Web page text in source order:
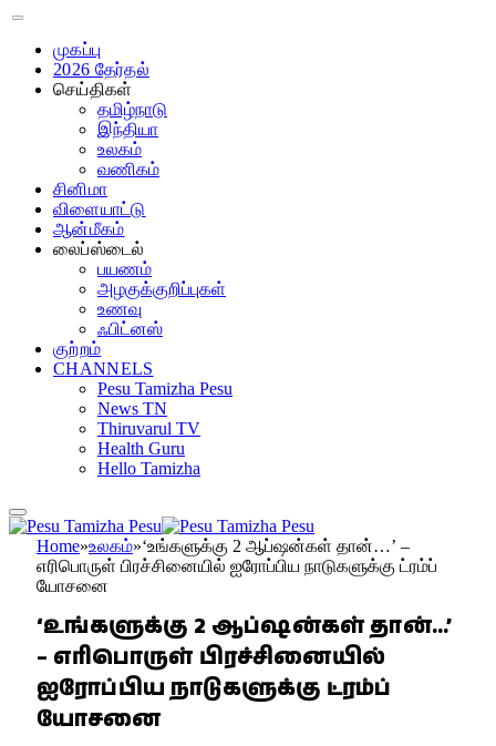
முகப்பு
2026 தேர்தல்
செய்திகள்
தமிழ்நாடு
இந்தியா
உலகம்
வணிகம்
சினிமா
விளையாட்டு
ஆன்மீகம்
லைப்ஸ்டைல்
பயணம்
அழகுக்குறிப்புகள்
உணவு
ஃபிட்னஸ்
குற்றம்
CHANNELS
Pesu Tamizha Pesu
News TN
Thiruvarul TV
Health Guru
Hello Tamizha
Home»உலகம்»‘உங்களுக்கு 2 ஆப்ஷன்கள் தான்…’ –
எரிபொருள் பிரச்சினையில் ஐரோப்பிய நாடுகளுக்கு ட்ரம்ப்
யோசனை
‘உங்களுக்கு 2 ஆப்ஷன்கள் தான்…’
– எரிபொருள் பிரச்சினையில்
ஐரோப்பிய நாடுகளுக்கு ட்ரம்ப்
யோசனை